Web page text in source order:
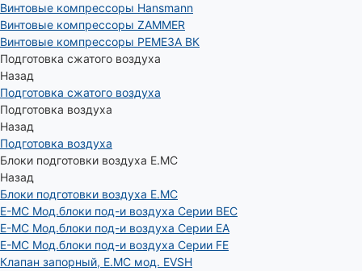
Винтовые компрессоры Hansmann
Винтовые компрессоры ZAMMER
Винтовые компрессоры РЕМЕЗА ВК
Подготовка сжатого воздуха
Назад
Подготовка сжатого воздуха
Подготовка воздуха
Назад
Подготовка воздуха
Блоки подготовки воздуха E.MC
Назад
Блоки подготовки воздуха E.MC
E-MC Мод.блоки под-и воздуха Серии BEC
E-MC Мод.блоки под-и воздуха Серии EA
E-MC Мод.блоки под-и воздуха Серии FE
Клапан запорный, E.MC мод. EVSH